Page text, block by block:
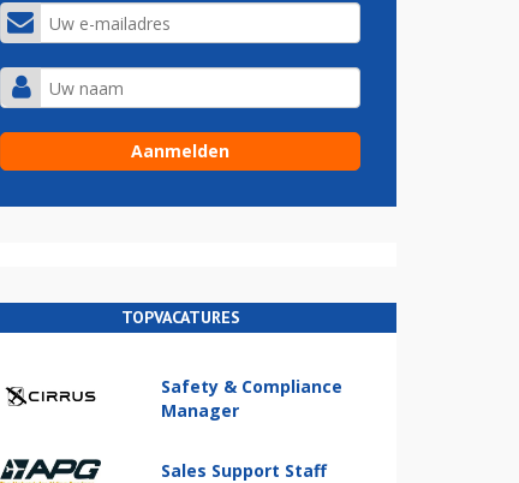
TOPVACATURES
Safety & Compliance
Manager
Sales Support Staff